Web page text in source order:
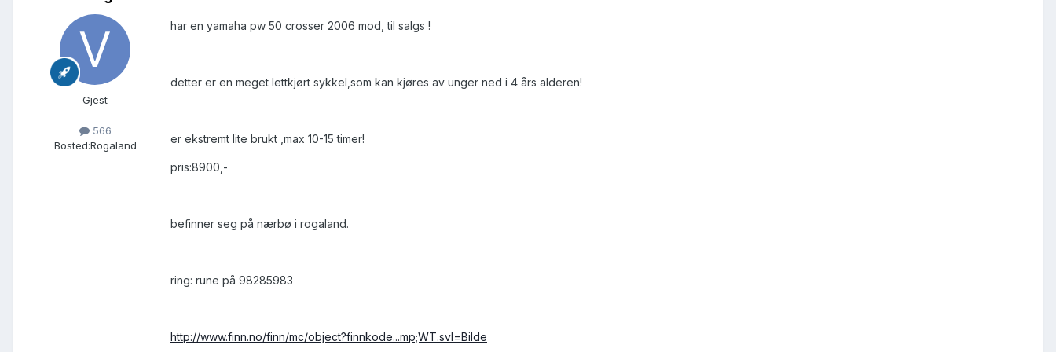
Gjest
566
Bosted:Rogaland
har en yamaha pw 50 crosser 2006 mod, til salgs !
detter er en meget lettkjørt sykkel,som kan kjøres av unger ned i 4 års alderen!
er ekstremt lite brukt ,max 10-15 timer!
pris:8900,-
befinner seg på nærbø i rogaland.
ring: rune på 98285983
http://www.finn.no/finn/mc/object?finnkode...mp;WT.svl=Bilde